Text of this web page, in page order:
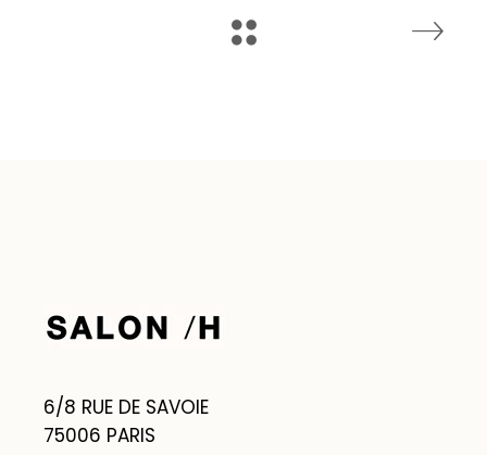
6/8 RUE DE SAVOIE
75006 PARIS